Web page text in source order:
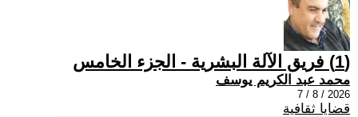
(1) فريق الآلة البشرية - الجزء الخامس
محمد عبد الكريم يوسف
2026 / 8 / 7
قضايا ثقافية